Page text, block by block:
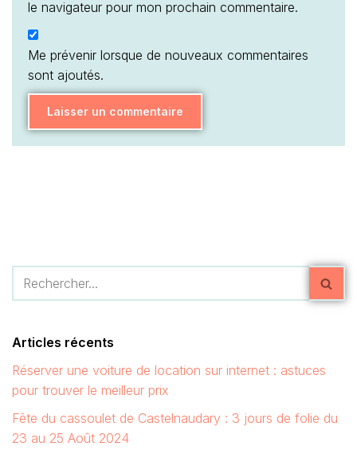
le navigateur pour mon prochain commentaire.
Me prévenir lorsque de nouveaux commentaires
sont ajoutés.
Articles récents
Réserver une voiture de location sur internet : astuces
pour trouver le meilleur prix
Fête du cassoulet de Castelnaudary : 3 jours de folie du
23 au 25 Août 2024